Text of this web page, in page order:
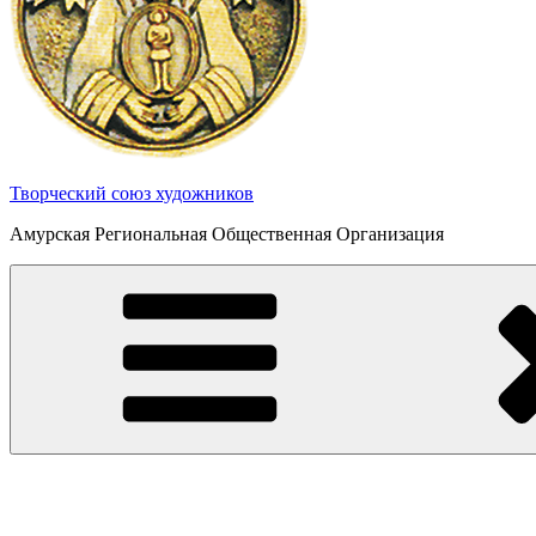
Творческий союз художников
Амурская Региональная Общественная Организация